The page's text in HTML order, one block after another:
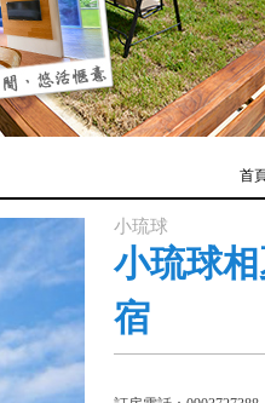
首
小琉球
小琉球
宿